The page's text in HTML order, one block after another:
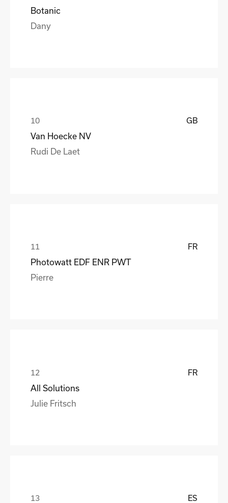
Botanic
Dany
GB
Van Hoecke NV
Rudi De Laet
FR
Photowatt EDF ENR PWT
Pierre
FR
All Solutions
Julie Fritsch
ES